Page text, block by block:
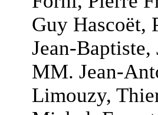
Guy
Jean-
MM. Jean-
Limouzy,